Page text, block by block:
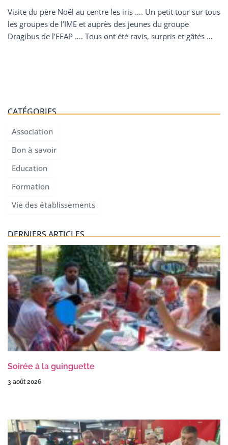
Visite du père Noël au centre les iris …. Un petit tour sur tous
les groupes de l’IME et auprès des jeunes du groupe
Dragibus de l’EEAP …. Tous ont été ravis, surpris et gâtés …
CATÉGORIES
Association
Bon à savoir
Education
Formation
Vie des établissements
DERNIERS ARTICLES
Soirée à la guinguette
3 août 2026